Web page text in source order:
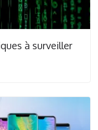
à surveiller